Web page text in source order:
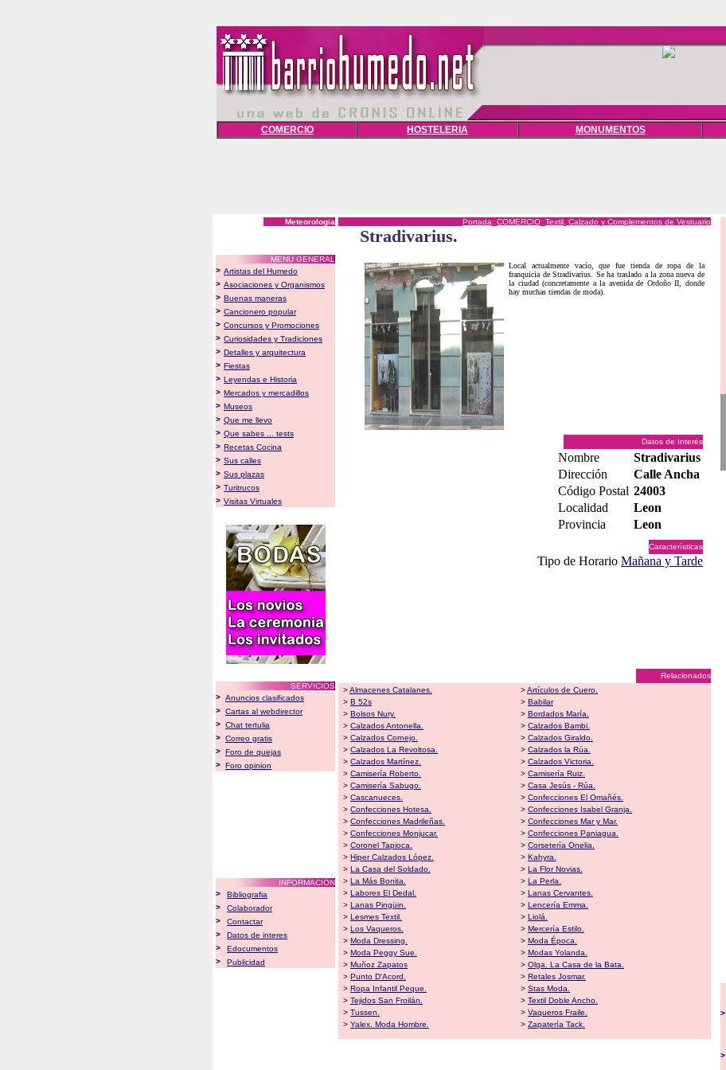
COMERCIO HOSTELERIA MONUMENTOS
Meteorologia
MENÚ GENERAL
> Artistas del Humedo
> Asociaciones y Organismos
> Buenas maneras
> Cancionero popular
> Concursos y Promociones
> Curiosidades y Tradiciones
> Detalles y arquitectura
> Fiestas
> Leyendas e Historia
> Mercados y mercadillos
> Museos
> Que me llevo
> Que sabes ... tests
> Recetas Cocina
> Sus calles
> Sus plazas
> Turitrucos
> Visitas Virtuales
SERVICIOS
> Anuncios clasificados
> Cartas al webdirector
> Chat tertulia
> Correo gratis
> Foro de quejas
> Foro opinion
INFORMACIÓN
>
Bibliografia
>
Colaborador
>
Contactar
>
Datos de interes
>
Edocumentos
>
Publicidad
Portada::COMERCIO::Textil, Calzado y Complementos de Vestuario
Stradivarius.
Local actualmente vacío, que fue tienda de ropa de la
franquicia de Stradivarius. Se ha traslado a la zona nueva de
la ciudad (concretamente a la avenida de Ordoño II, donde
hay muchas tiendas de moda).
Datos de Interés
Nombre
Stradivarius
Dirección
Calle Ancha
Código Postal 24003
Localidad
Leon
Provincia
Leon
Características
Tipo de Horario Mañana y Tarde
Relacionados
>Almacenes Catalanes. >Artículos de Cuero.
> B 52s > Babilar
> Bolsos Nury. > Bordados María.
> Calzados Antonella. > Calzados Bambi.
> Calzados Cornejo. > Calzados Giraldo.
> Calzados La Revoltosa. > Calzados la Rúa.
> Calzados Martínez. > Calzados Victoria.
> Camisería Roberto. > Camisería Ruiz.
> Camisería Sabugo. > Casa Jesús - Rúa.
> Cascanueces. > Confecciones El Omañés.
> Confecciones Hotesa. > Confecciones Isabel Granja.
> Confecciones Madrileñas. > Confecciones Mar y Mar.
> Confecciones Monjucar. > Confecciones Paniagua.
> Coronel Tapioca. > Corsetería Onelia.
> Hiper Calzados López. > Kahyra.
> La Casa del Soldado. > La Flor Novias.
> La Más Bonita. > La Perla.
> Labores El Dedal. > Lanas Cervantes.
> Lanas Pingüin. > Lencería Emma.
> Lesmes Textil. > Liolá.
> Los Vaqueros. > Mercería Estilo.
> Moda Dressing. > Moda Época.
> Moda Peggy Sue. > Modas Yolanda.
> Muñoz Zapatos > Olga. La Casa de la Bata.
> Punto D'Acord. > Retales Josmar.
> Ropa Infantil Peque. > Stas Moda.
> Tejidos San Froilán. > Textil Doble Ancho.
> Tussen. > Vaqueros Fraile.
> Yalex. Moda Hombre. > Zapatería Tack.
>
>